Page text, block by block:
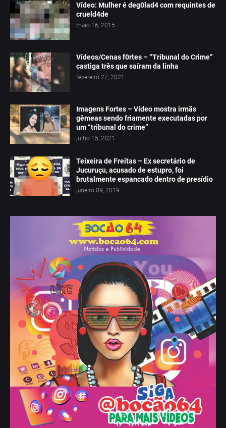
Vídeo: Mulher é deg0lad4 com requintes de
crueld4de
maio 16, 2015
Vídeos/Cenas f0rtes – “Tribunal do Crime”
castiga três que saíram da linha
fevereiro 27, 2021
Imagens Fortes – Vídeo mostra irmãs
gêmeas sendo friamente executadas por
um “tribunal do crime”
julho 15, 2021
Teixeira de Freitas – Ex secretário de
Jucuruçu, acusado de estupro, foi
brutalmente espancado dentro de presídio
janeiro 09, 2019